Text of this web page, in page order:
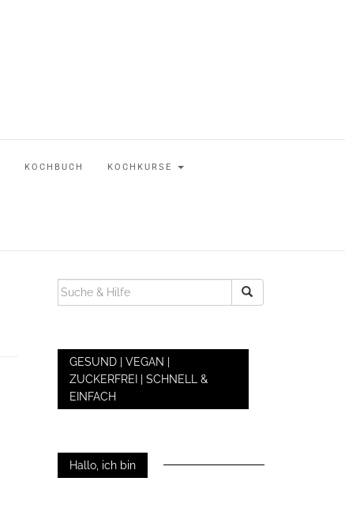
KOCHBUCH KOCHKURSE
SUCHEN
NACH:
GESUND | VEGAN |
ZUCKERFREI | SCHNELL &
EINFACH
Hallo, ich bin